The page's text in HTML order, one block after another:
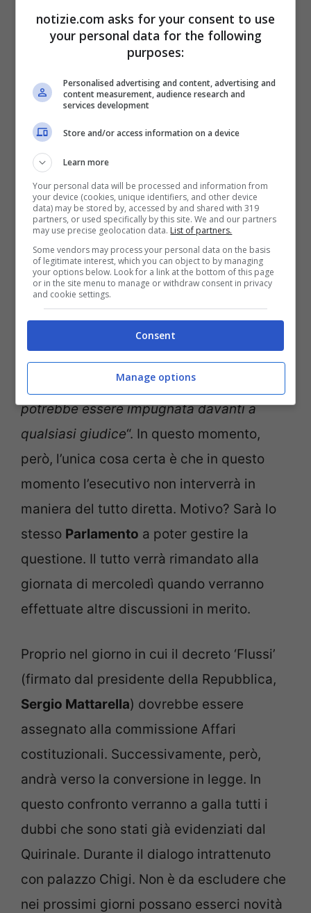
permessi di soggiorno:
alta tensione tra Fdi e Lega
Matteo Salvini e Giorgia Meloni (Ansa Foto) Notizie.com
Come riportato da una fonte del partito
della leader Meloni: “Quella formulazione
che separa un padre con permesso di
soggiorno da una madre irregolare
potrebbe essere impugnata davanti a
qualsiasi giudice“. In questo momento,
però, l’unica cosa certa è che in questo
momento l’esecutivo non interverrà in
maniera del tutto diretta. Motivo? Sarà lo
stesso Parlamento a poter gestire la
questione. Il tutto verrà rimandato alla
giornata di mercoledì quando verranno
effettuate altre discussioni in merito.
Proprio nel giorno in cui il decreto ‘Flussi’
(firmato dal presidente della Repubblica,
Sergio Mattarella) dovrebbe essere
assegnato alla commissione Affari
costituzionali. Successivamente, però,
andrà verso la conversione in legge. In
questo confronto verranno a galla tutti i
dubbi che sono stati già evidenziati dal
Quirinale. Durante il dialogo intrattenuto
con palazzo Chigi. Non è da escludere che
nei prossimi giorni possano esserci novità
notizie.com asks for your consent to use
your personal data for the following
purposes:
Personalised advertising and content, advertising and
content measurement, audience research and
services development
Store and/or access information on a device
Learn more
Your personal data will be processed and information from
your device (cookies, unique identifiers, and other device
data) may be stored by, accessed by and shared with 319
partners, or used specifically by this site. We and our partners
may use precise geolocation data. List of partners.
Some vendors may process your personal data on the basis
of legitimate interest, which you can object to by managing
your options below. Look for a link at the bottom of this page
or in the site menu to manage or withdraw consent in privacy
and cookie settings.
Consent
Manage options